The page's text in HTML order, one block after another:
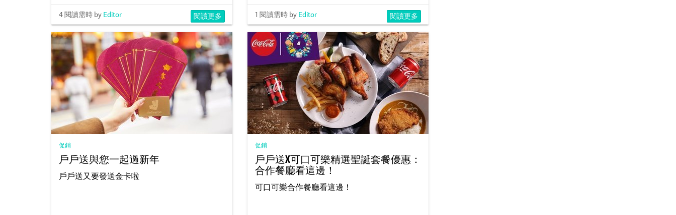
4 閱讀需時 by Editor 閱讀更多 1 閱讀需時 by Editor 閱讀更多
促銷
戶戶送與您一起過新年
戶戶送又要發送金卡啦
促銷
戶戶送X可口可樂精選聖誕套餐優惠：
合作餐廳看這邊！
可口可樂合作餐廳看這邊！